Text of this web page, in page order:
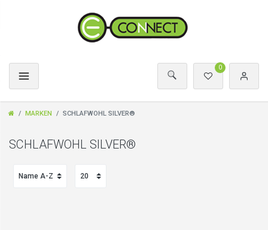
0
MARKEN SCHLAFWOHL SILVER®
SCHLAFWOHL SILVER®